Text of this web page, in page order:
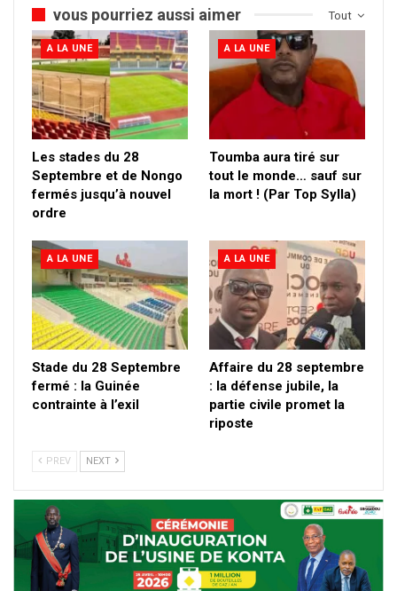
Tout
vous pourriez aussi aimer
A LA UNE
Les stades du 28
Septembre et de Nongo
fermés jusqu’à nouvel
ordre
A LA UNE
Toumba aura tiré sur
tout le monde… sauf sur
la mort ! (Par Top Sylla)
A LA UNE
Stade du 28 Septembre
fermé : la Guinée
contrainte à l’exil
A LA UNE
Affaire du 28 septembre
: la défense jubile, la
partie civile promet la
riposte
PREV NEXT